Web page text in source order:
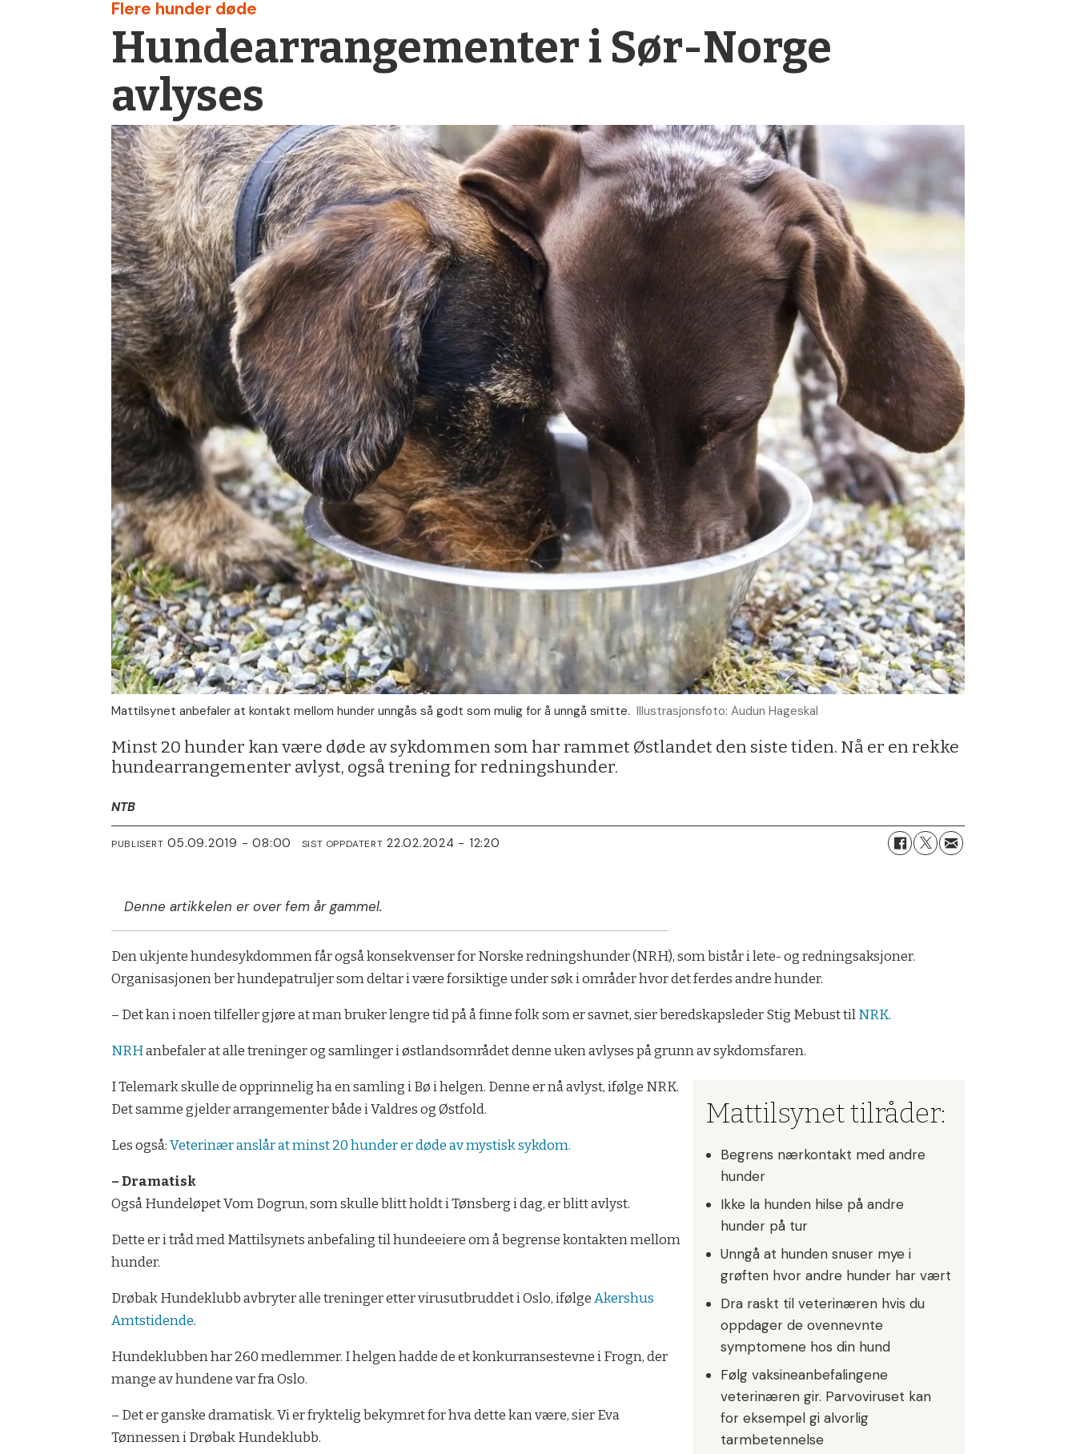
Flere hunder døde
Hunde­arrangementer i Sør-Norge
avlyses
Mattilsynet anbefaler at kontakt mellom hunder unngås så godt som mulig for å unngå smitte. Illustrasjonsfoto: Audun Hageskal
Minst 20 hunder kan være døde av sykdommen som har rammet Østlandet den siste tiden. Nå er en rekke
hundearrangementer avlyst, også trening for redningshunder.
NTB
PUBLISERT 05.09.2019 - 08:00 SIST OPPDATERT 22.02.2024 - 12:20
Denne artikkelen er over fem år gammel.
Den ukjente hundesykdommen får også konsekvenser for Norske redningshunder (NRH), som bistår i lete- og redningsaksjoner.
Organisasjonen ber hundepatruljer som deltar i være forsiktige under søk i områder hvor det ferdes andre hunder.
– Det kan i noen tilfeller gjøre at man bruker lengre tid på å finne folk som er savnet, sier beredskapsleder Stig Mebust tilNRK.
NRHanbefaler at alle treninger og samlinger i østlandsområdet denne uken avlyses på grunn av sykdomsfaren.
Mattilsynet tilråder:
Begrens nærkontakt med andre
hunder
Ikke la hunden hilse på andre
hunder på tur
Unngå at hunden snuser mye i
grøften hvor andre hunder har vært
Dra raskt til veterinæren hvis du
oppdager de ovennevnte
symptomene hos din hund
Følg vaksineanbefalingene
veterinæren gir. Parvoviruset kan
for eksempel gi alvorlig
tarmbetennelse
I Telemark skulle de opprinnelig ha en samling i Bø i helgen. Denne er nå avlyst, ifølge NRK.
Det samme gjelder arrangementer både i Valdres og Østfold.
Les også:Veterinær anslår at minst 20 hunder er døde av mystisk sykdom.
– Dramatisk
Også Hundeløpet Vom Dogrun, som skulle blitt holdt i Tønsberg i dag, er blitt avlyst.
Dette er i tråd med Mattilsynets anbefaling til hundeeiere om å begrense kontakten mellom
hunder.
Drøbak Hundeklubb avbryter alle treninger etter virusutbruddet i Oslo, ifølgeAkershus
Amtstidende.
Hundeklubben har 260 medlemmer. I helgen hadde de et konkurransestevne i Frogn, der
mange av hundene var fra Oslo.
– Det er ganske dramatisk. Vi er fryktelig bekymret for hva dette kan være, sier Eva
Tønnessen i Drøbak Hundeklubb.